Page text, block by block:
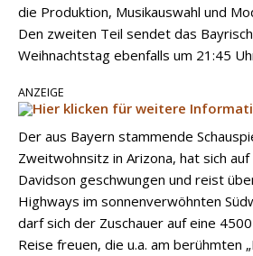
die Produktion, Musikauswahl und
Den zweiten Teil sendet das
Weihnachtstag ebenfalls um 21:45
ANZEIGE
Der aus Bayern stammende
Zweitwohnsitz in Arizona, hat sich
Davidson geschwungen und reist
Highways im sonnenverwöhnten
darf sich der Zuschauer auf eine
Reise freuen, die u.a. am berühmten